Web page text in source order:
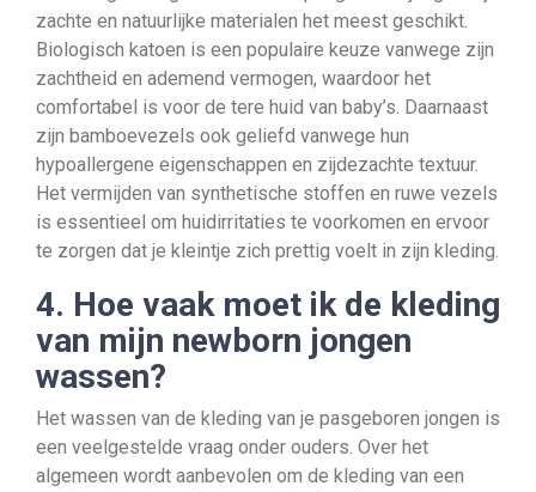
zachte en natuurlijke materialen het meest geschikt.
Biologisch katoen is een populaire keuze vanwege zijn
zachtheid en ademend vermogen, waardoor het
comfortabel is voor de tere huid van baby’s. Daarnaast
zijn bamboevezels ook geliefd vanwege hun
hypoallergene eigenschappen en zijdezachte textuur.
Het vermijden van synthetische stoffen en ruwe vezels
is essentieel om huidirritaties te voorkomen en ervoor
te zorgen dat je kleintje zich prettig voelt in zijn kleding.
4. Hoe vaak moet ik de kleding
van mijn newborn jongen
wassen?
Het wassen van de kleding van je pasgeboren jongen is
een veelgestelde vraag onder ouders. Over het
algemeen wordt aanbevolen om de kleding van een